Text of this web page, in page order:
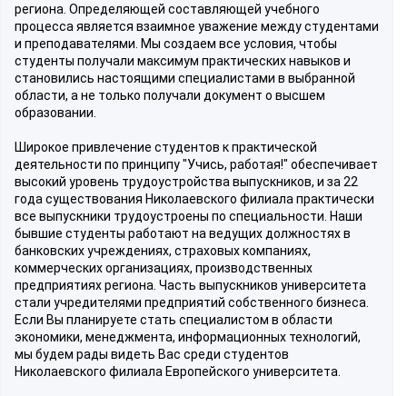
региона. Определяющей составляющей учебного
процесса является взаимное уважение между студентами
и преподавателями. Мы создаем все условия, чтобы
студенты получали максимум практических навыков и
становились настоящими специалистами в выбранной
области, а не только получали документ о высшем
образовании.
Широкое привлечение студентов к практической
деятельности по принципу "Учись, работая!" обеспечивает
высокий уровень трудоустройства выпускников, и за 22
года существования Николаевского филиала практически
все выпускники трудоустроены по специальности. Наши
бывшие студенты работают на ведущих должностях в
банковских учреждениях, страховых компаниях,
коммерческих организациях, производственных
предприятиях региона. Часть выпускников университета
стали учредителями предприятий собственного бизнеса.
Если Вы планируете стать специалистом в области
экономики, менеджмента, информационных технологий,
мы будем рады видеть Вас среди студентов
Николаевского филиала Европейского университета.